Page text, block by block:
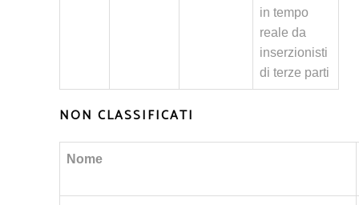
in tempo
reale da
inserzionisti
di terze parti
NON CLASSIFICATI
Nome